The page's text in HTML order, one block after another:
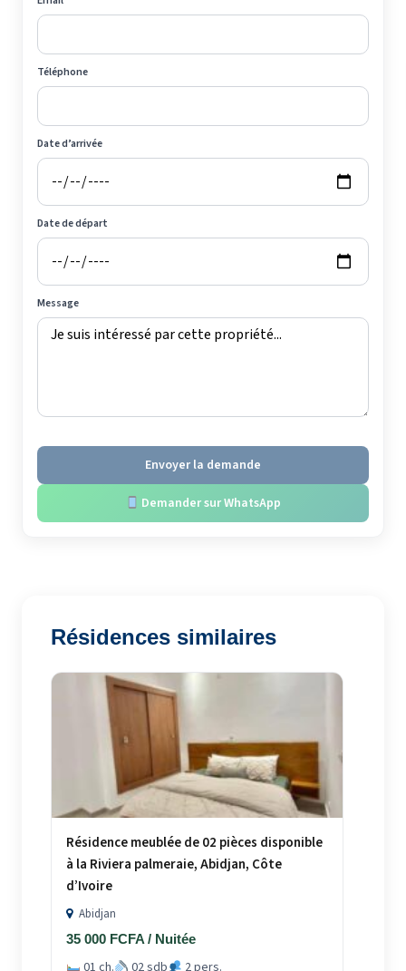
Téléphone
Date d’arrivée
Date de départ
Message
Envoyer la demande
Demander sur WhatsApp
Résidences similaires
Résidence meublée de 02 pièces disponible
à la Riviera palmeraie, Abidjan, Côte
d’Ivoire
Abidjan
35 000 FCFA / Nuitée